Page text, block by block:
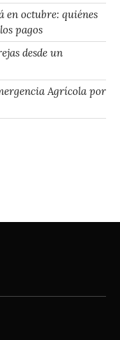
en octubre: quiénes
pagos
desde un
Agrícola por